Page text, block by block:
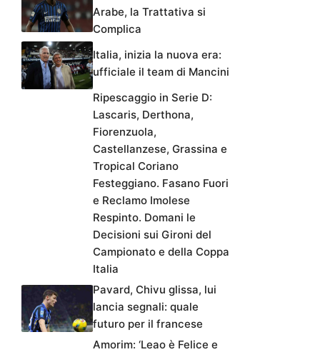
Arabe, la Trattativa si
Complica
Italia, inizia la nuova era:
ufficiale il team di Mancini
Ripescaggio in Serie D:
Lascaris, Derthona,
Fiorenzuola,
Castellanzese, Grassina e
Tropical Coriano
Festeggiano. Fasano Fuori
e Reclamo Imolese
Respinto. Domani le
Decisioni sui Gironi del
Campionato e della Coppa
Italia
Pavard, Chivu glissa, lui
lancia segnali: quale
futuro per il francese
Amorim: ‘Leao è Felice e